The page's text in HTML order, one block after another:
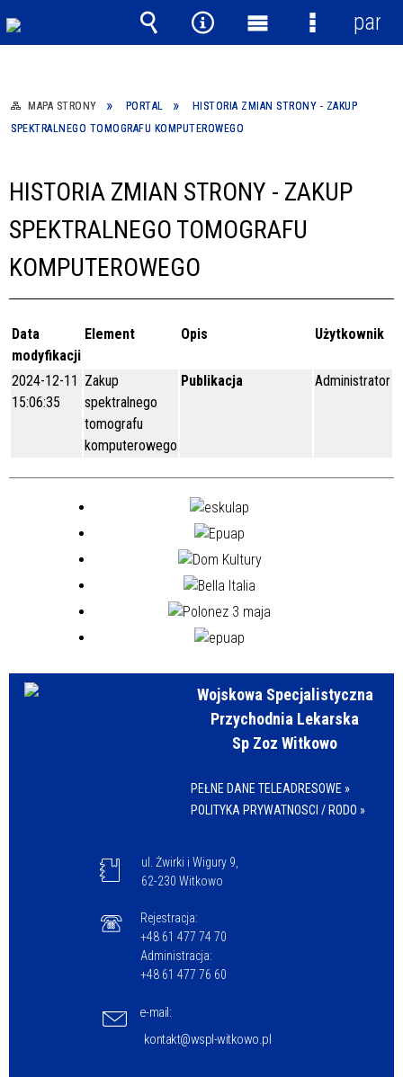
MAPA STRONY PORTAL
HISTORIA ZMIAN STRONY - ZAKUP
SPEKTRALNEGO TOMOGRAFU KOMPUTEROWEGO
HISTORIA ZMIAN STRONY - ZAKUP
SPEKTRALNEGO TOMOGRAFU
KOMPUTEROWEGO
Data
modyfikacji
Element Opis Użytkownik
2024-12-11
15:06:35
Zakup
spektralnego
tomografu
komputerowego
Publikacja Administrator
Wojskowa Specjalistyczna
Przychodnia Lekarska
Sp Zoz Witkowo
PEŁNE DANE TELEADRESOWE »
POLITYKA PRYWATNOSCI / RODO »
ul. Żwirki i Wigury 9,
62-230 Witkowo
Rejestracja:
+48 61 477 74 70
Administracja:
+48 61 477 76 60
e-mail:
kontakt@wspl-witkowo.pl
Wyszukiwarka
Narzędzia
Menu Menu
panel